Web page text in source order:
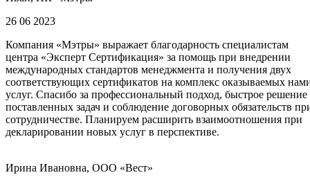
26 06 2023
Компания «Мэтры» выражает благодарность специалистам
центра «Эксперт Сертификация» за помощь при внедрении
международных стандартов менеджмента и получения двух
соответствующих сертификатов на комплекс оказываемых
услуг. Спасибо за профессиональный подход, быстрое решение
поставленных задач и соблюдение договорных обязательств
сотрудничестве. Планируем расширить взаимоотношения при
декларировании новых услуг в перспективе.
Ирина Ивановна, ООО «Вест»